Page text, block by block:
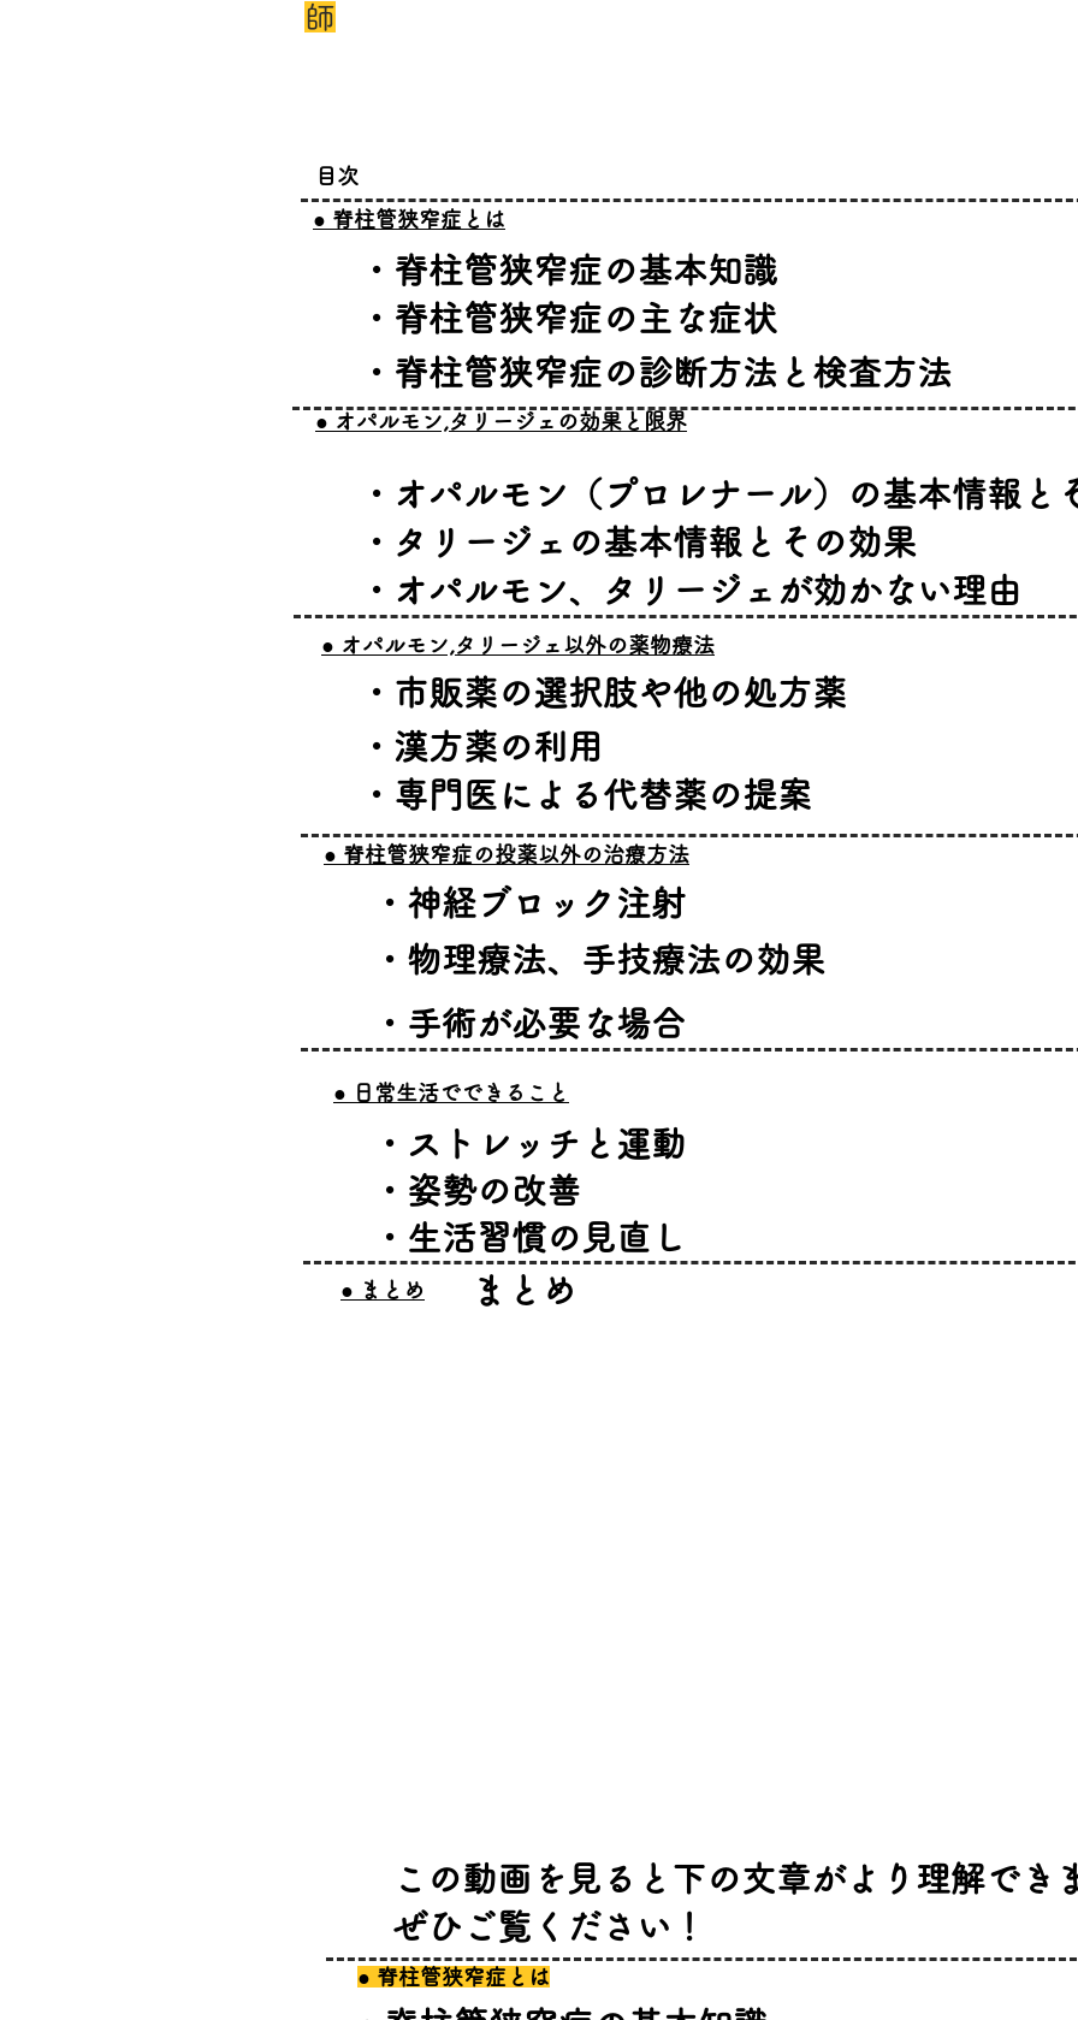
師
​目次
​● 脊柱管狭窄症とは
​・脊柱管狭窄症の基本知識
​・脊柱管狭窄症の主な症状
​・脊柱管狭窄症の診断方法と検査方法
​● オパルモン,タリージェの効果と限界
・オパルモン（プロレナール）の基本情報と
・タリージェの基本情報とその効果
・オパルモン、タリージェが効かない理由
​● オパルモン,タリージェ以外の薬物療法
・市販薬の選択肢や他の処方薬
・漢方薬の利用
・専門医による代替薬の提案
​● 脊柱管狭窄症の投薬以外の治療方法
​・神経ブロック注射
​・物理療法、手技療法の効果
​・手術が必要な場合
​● 日常生活でできること
​・ストレッチと運動
​・姿勢の改善
​・生活習慣の見直し
​● まとめ ​まとめ
この動画を見ると下の文章がより理解でき
​ぜひご覧ください！
​● 脊柱管狭窄症とは